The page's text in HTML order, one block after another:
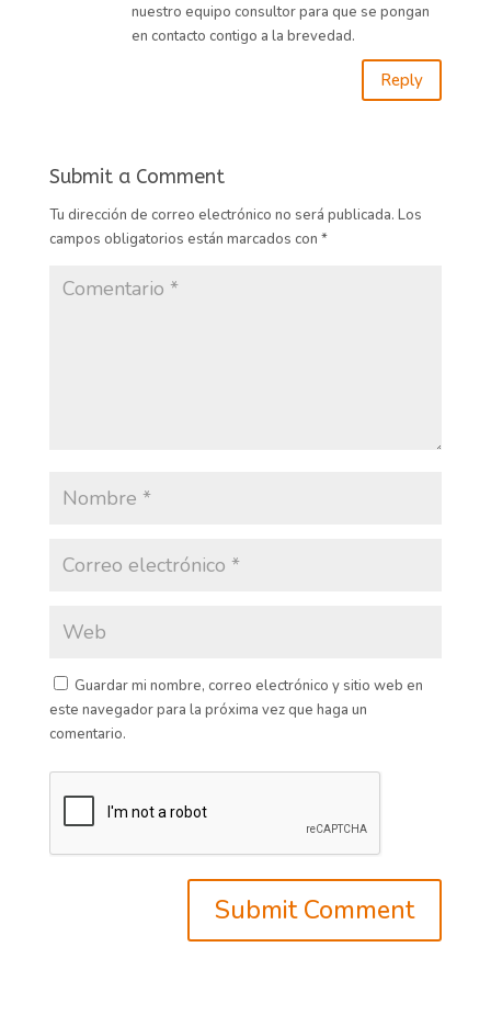
nuestro equipo consultor para que se pongan
en contacto contigo a la brevedad.
Reply
Submit a Comment
Tu dirección de correo electrónico no será publicada. Los
campos obligatorios están marcados con *
Guardar mi nombre, correo electrónico y sitio web en
este navegador para la próxima vez que haga un
comentario.